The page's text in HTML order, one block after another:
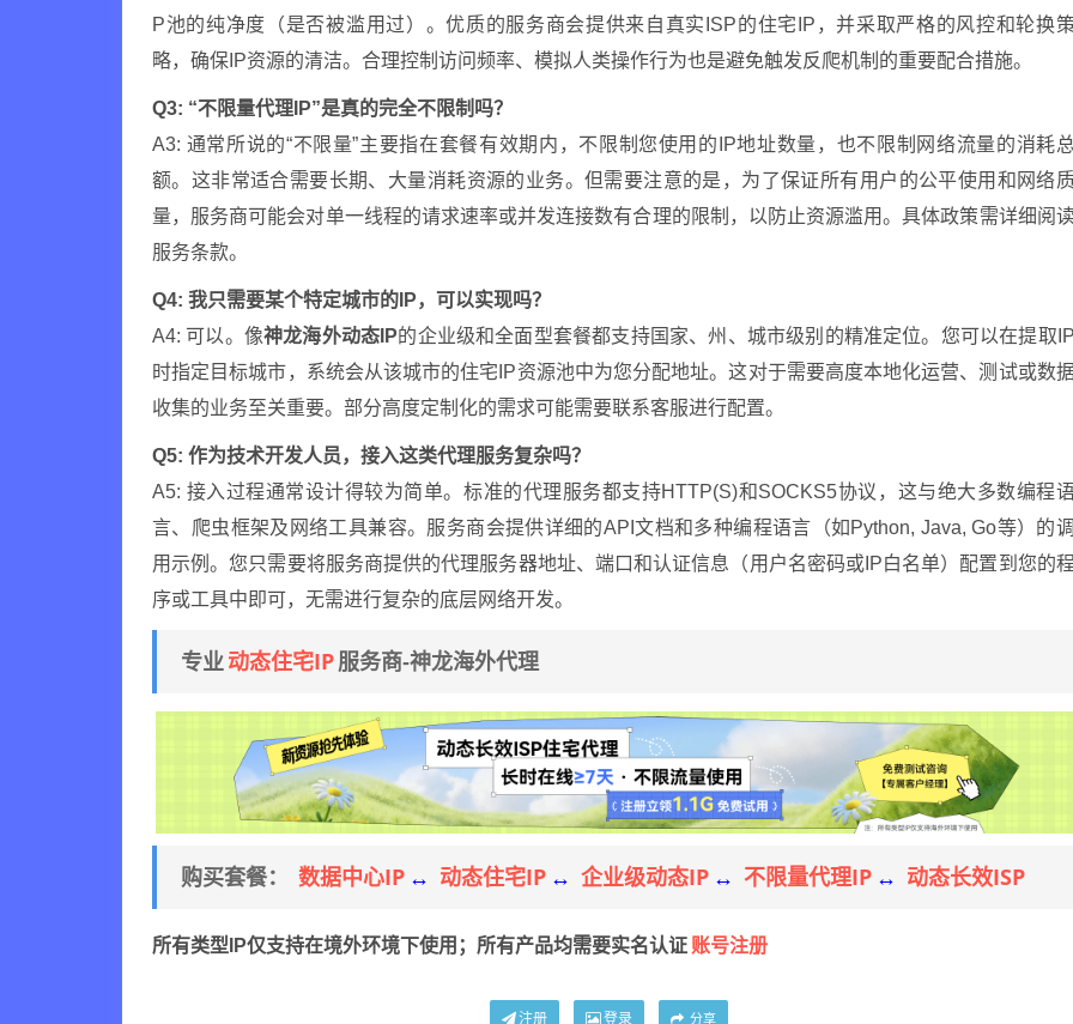
P池的纯净度（是否被滥用过）。优质的服务商会提供来自真实ISP的住宅IP，并采取严格的风控和轮换策
略，确保IP资源的清洁。合理控制访问频率、模拟人类操作行为也是避免触发反爬机制的重要配合措施。
Q3: “不限量代理IP”是真的完全不限制吗？
A3: 通常所说的“不限量”主要指在套餐有效期内，不限制您使用的IP地址数量，也不限制网络流量的消耗总
额。这非常适合需要长期、大量消耗资源的业务。但需要注意的是，为了保证所有用户的公平使用和网络
量，服务商可能会对单一线程的请求速率或并发连接数有合理的限制，以防止资源滥用。具体政策需详细阅
服务条款。
Q4: 我只需要某个特定城市的IP，可以实现吗？
A4: 可以。像神龙海外动态IP的企业级和全面型套餐都支持国家、州、城市级别的精准定位。您可以在提取IP
时指定目标城市，系统会从该城市的住宅IP资源池中为您分配地址。这对于需要高度本地化运营、测试或数
收集的业务至关重要。部分高度定制化的需求可能需要联系客服进行配置。
Q5: 作为技术开发人员，接入这类代理服务复杂吗？
A5: 接入过程通常设计得较为简单。标准的代理服务都支持HTTP(S)和SOCKS5协议，这与绝大多数编程
言、爬虫框架及网络工具兼容。服务商会提供详细的API文档和多种编程语言（如Python, Java, Go等）的调
用示例。您只需要将服务商提供的代理服务器地址、端口和认证信息（用户名密码或IP白名单）配置到您的程
序或工具中即可，无需进行复杂的底层网络开发。
专业 动态住宅IP 服务商-神龙海外代理
购买套餐： 数据中心IP ↔ 动态住宅IP ↔ 企业级动态IP ↔ 不限量代理IP ↔ 动态长效ISP
所有类型IP仅支持在境外环境下使用；所有产品均需要实名认证 账号注册
注册 登录 分享